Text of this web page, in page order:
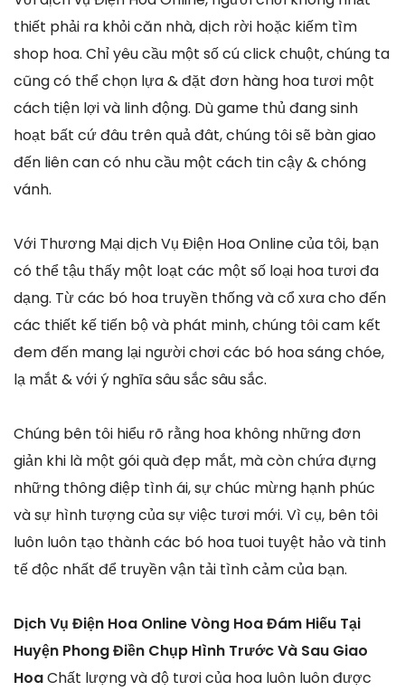
thiết phải ra khỏi căn nhà, dịch rời hoặc kiếm tìm
shop hoa. Chỉ yêu cầu một số cú click chuột, chúng ta
cũng có thể chọn lựa & đặt đơn hàng hoa tươi một
cách tiện lợi và linh động. Dù game thủ đang sinh
hoạt bất cứ đâu trên quả đât, chúng tôi sẽ bàn giao
đến liên can có nhu cầu một cách tin cậy & chóng
vánh.
Với Thương Mại dịch Vụ Điện Hoa Online của tôi, bạn
có thể tậu thấy một loạt các một số loại hoa tươi đa
dạng. Từ các bó hoa truyền thống và cổ xưa cho đến
các thiết kế tiến bộ và phát minh, chúng tôi cam kết
đem đến mang lại người chơi các bó hoa sáng chóe,
lạ mắt & với ý nghĩa sâu sắc sâu sắc.
Chúng bên tôi hiểu rõ rằng hoa không những đơn
giản khi là một gói quà đẹp mắt, mà còn chứa đựng
những thông điệp tình ái, sự chúc mừng hạnh phúc
và sự hình tượng của sự việc tươi mới. Vì cụ, bên tôi
luôn luôn tạo thành các bó hoa tuoi tuyệt hảo và tinh
tế độc nhất để truyền vận tải tình cảm của bạn.
Dịch Vụ Điện Hoa Online Vòng Hoa Đám Hiếu Tại
Huyện Phong Điền Chụp Hình Trước Và Sau Giao
HoaChất lượng và độ tươi của hoa luôn luôn được